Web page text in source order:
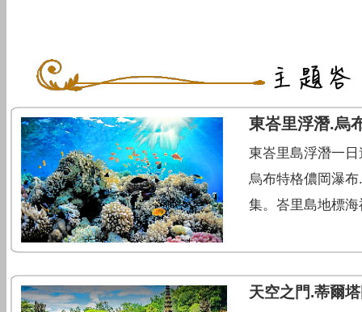
東峇里浮潛.烏
東峇里島浮潛一
烏布特格儂岡瀑
集。峇里島地標
天空之門.蒂爾